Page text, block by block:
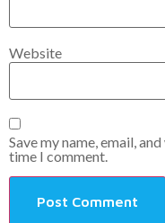
Website
Save my name, email,
time I comment.